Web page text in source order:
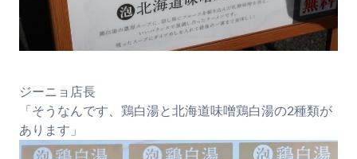
ジーニョ店長
「そうなんです、鶏白湯と北海道味噌鶏白湯の2種類が
あります」